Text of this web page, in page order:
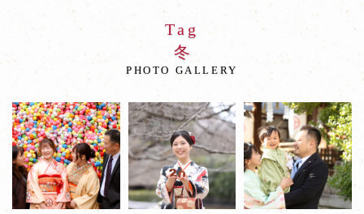
ロ
影：
Tag
冬
PHOTO GALLERY